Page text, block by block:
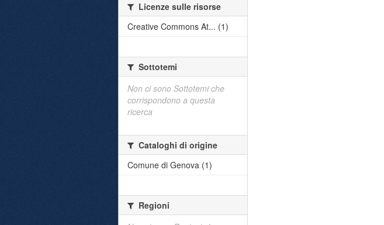
Licenze sulle risorse
Creative Commons At... (1)
Sottotemi
Non ci sono Sottotemi che
corrispondono a questa
ricerca
Cataloghi di origine
Comune di Genova (1)
Regioni